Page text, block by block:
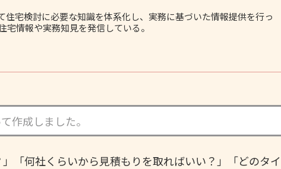
住宅検討に必要な知識を体系化し、実務に基づいた情報提供を行っ
宅情報や実務知見を発信している。
作成しました。
「何社くらいから見積もりを取ればいい？」「どのタイ